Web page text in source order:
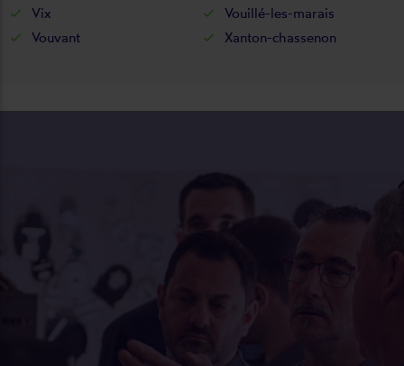
Vix
Vouillé-les-marais
Vouvant
Xanton-chassenon